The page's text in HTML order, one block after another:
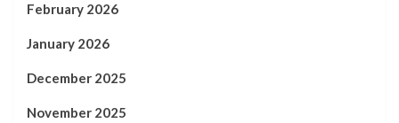
February 2026
January 2026
December 2025
November 2025